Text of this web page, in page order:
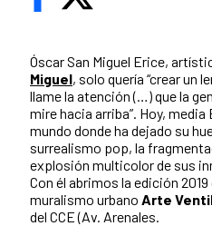
Óscar San Miguel Erice,
Miguel, solo quería “crear un
llame la atención (…) que la
mire hacia arriba”. Hoy,
mundo donde ha dejado su
surrealismo pop, la
explosión multicolor de sus
Con él abrimos la edición
muralismo urbano Arte
del CCE (Av. Arenales.